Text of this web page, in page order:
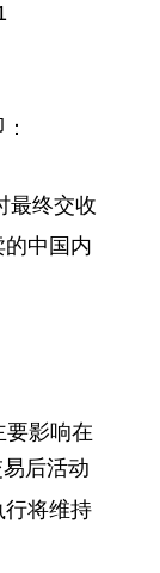
最终交收
中国内
影响在
后活动
行将维持